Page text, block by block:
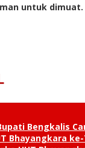
untuk dimuat.
Bengkalis
Bhayangkara